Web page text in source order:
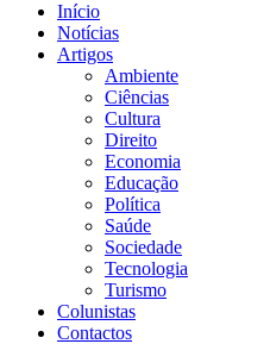
Início
Notícias
Artigos
Ambiente
Ciências
Cultura
Direito
Economia
Educação
Política
Saúde
Sociedade
Tecnologia
Turismo
Colunistas
Contactos